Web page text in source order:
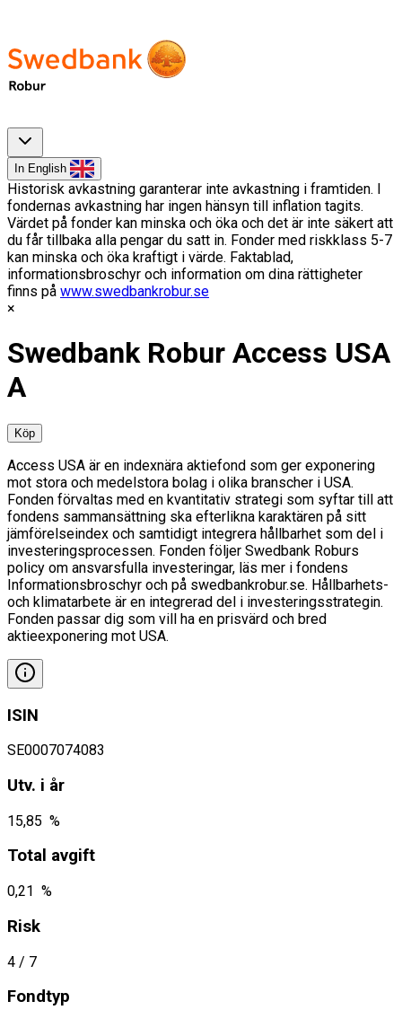
In English
Historisk avkastning garanterar inte avkastning i framtiden. I
fondernas avkastning har ingen hänsyn till inflation tagits.
Värdet på fonder kan minska och öka och det är inte säkert att
du får tillbaka alla pengar du satt in. Fonder med riskklass 5-7
kan minska och öka kraftigt i värde. Faktablad,
informationsbroschyr och information om dina rättigheter
finns på www.swedbankrobur.se
Swedbank Robur Access USA
A
Köp
Access USA är en indexnära aktiefond som ger exponering
mot stora och medelstora bolag i olika branscher i USA.
Fonden förvaltas med en kvantitativ strategi som syftar till att
fondens sammansättning ska efterlikna karaktären på sitt
jämförelseindex och samtidigt integrera hållbarhet som del i
investeringsprocessen. Fonden följer Swedbank Roburs
policy om ansvarsfulla investeringar, läs mer i fondens
Informationsbroschyr och på swedbankrobur.se. Hållbarhets-
och klimatarbete är en integrerad del i investeringsstrategin.
Fonden passar dig som vill ha en prisvärd och bred
aktieexponering mot USA.
ISIN
SE0007074083
Utv. i år
15,85 %
Total avgift
0,21 %
Risk
4 / 7
Fondtyp